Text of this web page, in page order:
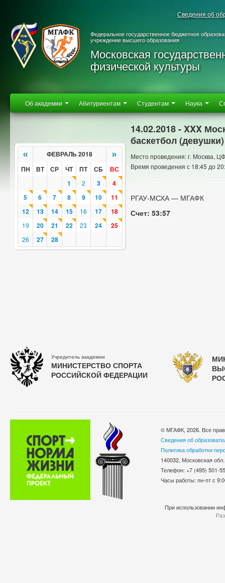
Сведения об
Федеральное государственное бюджетное
учреждение высшего образования
Московская
физической культуры
Об академии Абитуриентам Студентам Наука
« ФЕВРАЛЬ 2018 »
ПН ВТ СР ЧТ ПТ СБ
ВС
1
2 3
4
5
6 7 8 9 10
11
12
13 14 15 16 17 18
19 20 21 22 23 24 25
26 27 28
14.02.2018 - XXX
баскетбол (девушки)
Место проведения: г. Москва,
Время проведения с 18:45 до
РГАУ-МСХА — МГАФК
Счет: 53:57
Учредитель академии
МИНИСТЕРСТВО СПОРТА
РОССИЙСКОЙ ФЕДЕРАЦИИ
© МГАФК, 2026. Все
Сведения об
Политика обработки
140032, Московская
Телефон: +7 (495)
Часы работы: пн-пт с
При использовании